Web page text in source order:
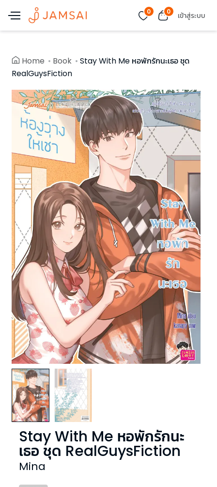
0 0 เข้าสู่ระบบ
Home Book
Stay With Me หอพักรักนะเธอ ชุด
RealGuysFiction
Stay With Me หอพักรักนะ
เธอ ชุด RealGuysFiction
Mina